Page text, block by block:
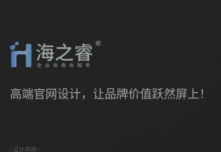
高端官网设计，让品牌价值跃然屏上！
设计声明